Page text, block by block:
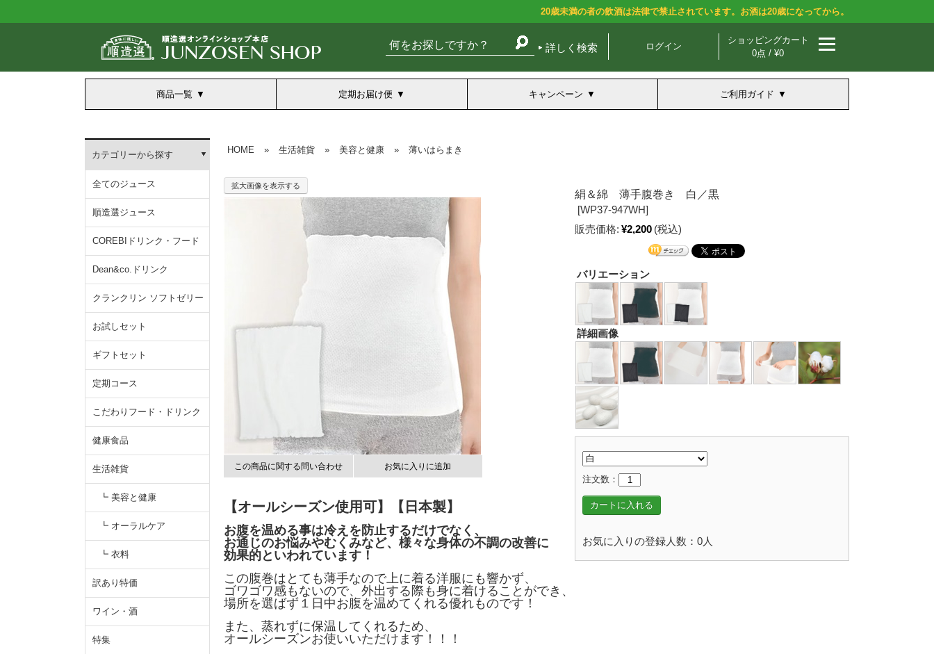
20歳未満の者の飲酒は法律で禁止されています。お酒は20歳になってから。
詳しく検索 ログイン
ショッピングカート
0点 / ¥0
商品一覧 定期お届け便 キャンペーン ご利用ガイド
カテゴリーから探す
全てのジュース
順造選ジュース
COREBIドリンク・フード
Dean&co.ドリンク
クランクリン ソフトゼリー
お試しセット
ギフトセット
定期コース
こだわりフード・ドリンク
健康食品
生活雑貨
┗ 美容と健康
┗ オーラルケア
┗ 衣料
訳あり特価
ワイン・酒
特集
HOME » 生活雑貨 » 美容と健康 » 薄いはらまき
拡大画像を表示する
この商品に関する問い合わせ お気に入りに追加
絹＆綿 薄手腹巻き 白／黒
[WP37-947WH]
販売価格: ¥2,200 (税込)
バリエーション
詳細画像
注文数：
カートに入れる
お気に入りの登録人数：0人
【オールシーズン使用可】【日本製】
お腹を温める事は冷えを防止するだけでなく、
お通じのお悩みやむくみなど、様々な身体の不調の改善に
効果的といわれています！
この腹巻はとても薄手なので上に着る洋服にも響かず、
ゴワゴワ感もないので、外出する際も身に着けることができ、
場所を選ばず１日中お腹を温めてくれる優れものです！
また、蒸れずに保温してくれるため、
オールシーズンお使いいただけます！！！